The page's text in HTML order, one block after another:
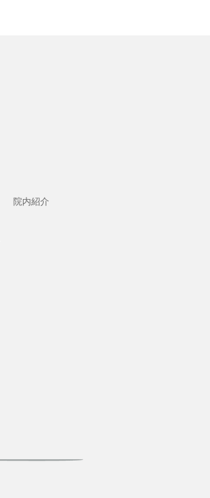
院内紹介